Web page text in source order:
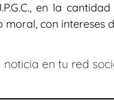
en la
con intereses
en tu red